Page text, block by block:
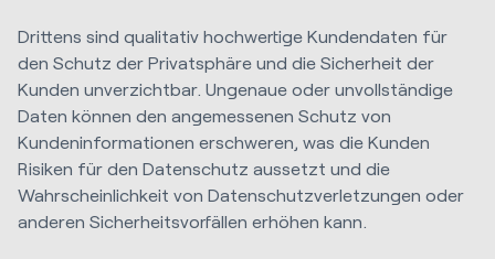
Drittens sind qualitativ hochwertige Kundendaten für
den Schutz der Privatsphäre und die Sicherheit der
Kunden unverzichtbar. Ungenaue oder unvollständige
Daten können den angemessenen Schutz von
Kundeninformationen erschweren, was die Kunden
Risiken für den Datenschutz aussetzt und die
Wahrscheinlichkeit von Datenschutzverletzungen oder
anderen Sicherheitsvorfällen erhöhen kann.